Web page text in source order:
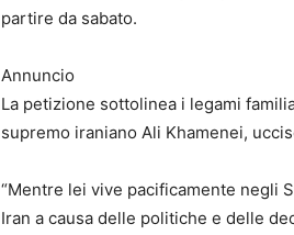
partire da sabato.
Annuncio
La petizione sottolinea i legami
supremo iraniano Ali Khamenei,
“Mentre lei vive pacificamente negli
Iran a causa delle politiche e delle